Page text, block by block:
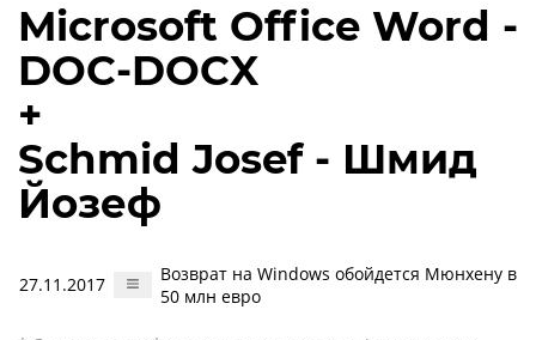
Microsoft Office Word -
DOC-DOCX
+
Schmid Josef - Шмид
Йозеф
27.11.2017
Возврат на Windows обойдется Мюнхену в
50 млн евро